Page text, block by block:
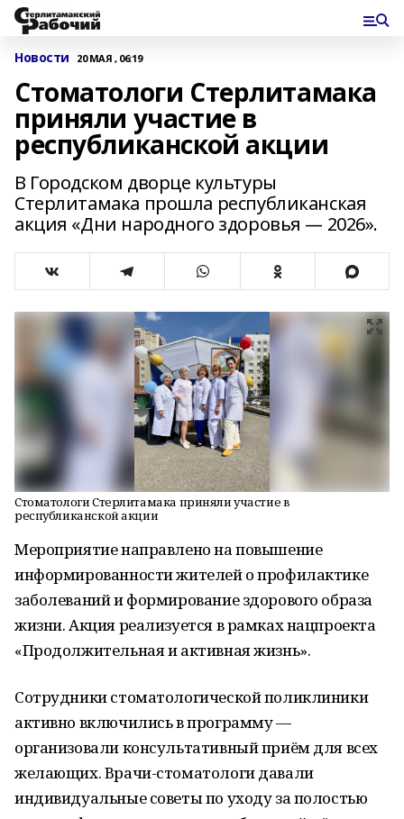
Новости 20 МАЯ , 06:19
Стоматологи Стерлитамака
приняли участие в
республиканской акции
В Городском дворце культуры
Стерлитамака прошла республиканская
акция «Дни народного здоровья — 2026».
Стоматологи Стерлитамака приняли участие в
республиканской акции
Мероприятие направлено на повышение
информированности жителей о профилактике
заболеваний и формирование здорового образа
жизни. Акция реализуется в рамках нацпроекта
«Продолжительная и активная жизнь».
Сотрудники стоматологической поликлиники
активно включились в программу —
организовали консультативный приём для всех
желающих. Врачи-стоматологи давали
индивидуальные советы по уходу за полостью